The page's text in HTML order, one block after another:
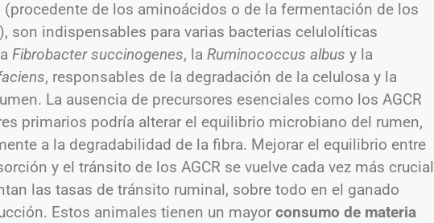
(procedente de los aminoácidos o de la fermentación de los
son indispensables para varias bacterias celulolíticas
Fibrobacter succinogenes, la Ruminococcus albus y la
, responsables de la degradación de la celulosa y la
La ausencia de precursores esenciales como los AGCR
primarios podría alterar el equilibrio microbiano del rumen,
a la degradabilidad de la fibra. Mejorar el equilibrio entre
y el tránsito de los AGCR se vuelve cada vez más crucial
las tasas de tránsito ruminal, sobre todo en el ganado
Estos animales tienen un mayor consumo de materia